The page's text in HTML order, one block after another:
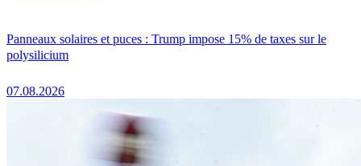
Panneaux solaires et puces : Trump impose 15% de taxes sur le
polysilicium
07.08.2026